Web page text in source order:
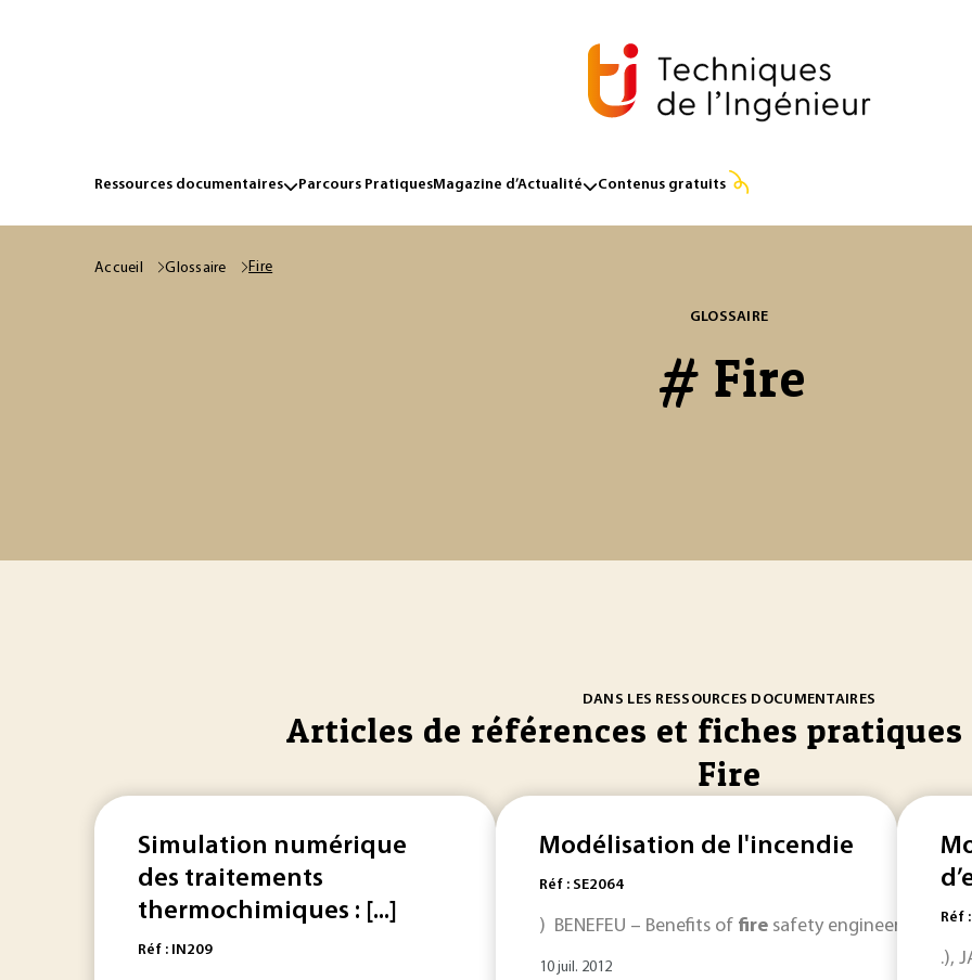
Ressources documentaires Parcours PratiquesMagazine d’Actualité Contenus gratuits
Accueil Glossaire Fire
GLOSSAIRE
# Fire
DANS LES RESSOURCES DOCUMENTAIRES
Articles de références et fiches pratiques
Fire
Simulation numérique
des traitements
thermochimiques : [...]
Réf : IN209
Modélisation de l'incendie
Réf : SE2064
) BENEFEU – Benefits of fire safety engineering in
10 juil. 2012
Réf
.),